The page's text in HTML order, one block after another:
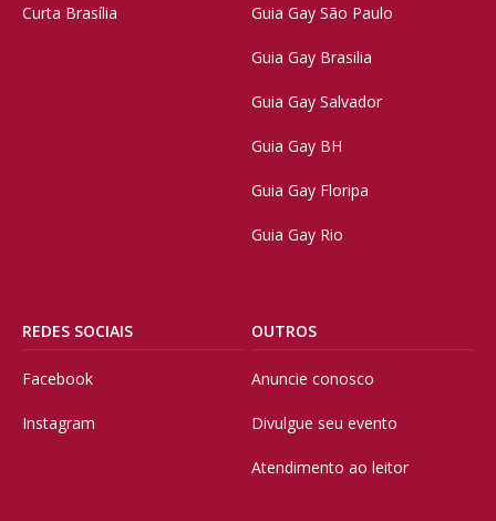
Curta Brasília Guia Gay São Paulo
Guia Gay Brasilia
Guia Gay Salvador
Guia Gay BH
Guia Gay Floripa
Guia Gay Rio
REDES SOCIAIS
Facebook
Instagram
OUTROS
Anuncie conosco
Divulgue seu evento
Atendimento ao leitor